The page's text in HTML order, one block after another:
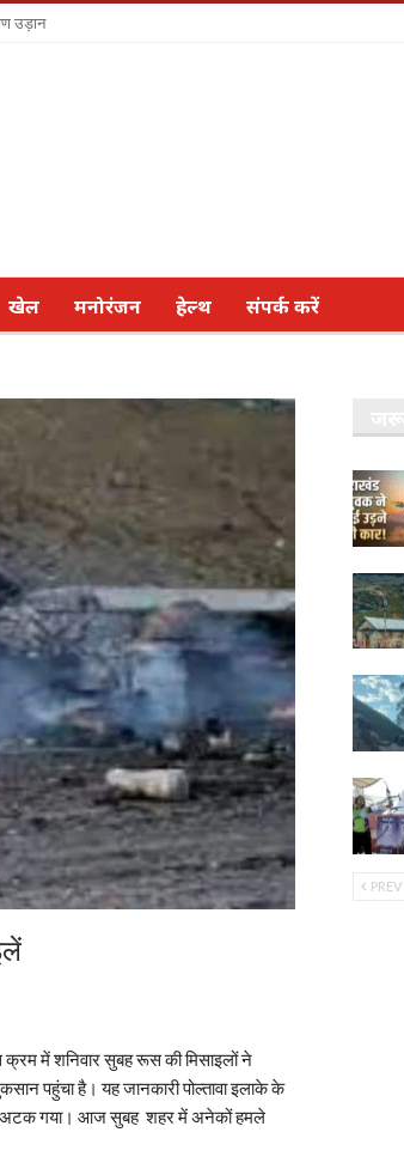
उड़ान
खेल मनोरंजन हेल्थ संपर्क करें
में शनिवार सुबह रूस की मिसाइलों ने
पहुंचा है। यह जानकारी पोल्तावा इलाके के
में अटक गया। आज सुबह शहर में अनेकों हमले
PREV